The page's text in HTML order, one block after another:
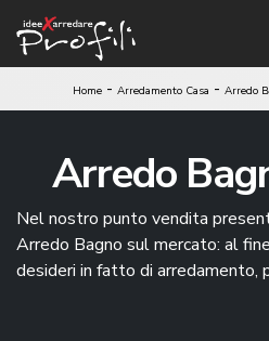
Home - Arredamento Casa - Arredo
Arredo
Nel nostro punto vendita
Arredo Bagno sul mercato: al
desideri in fatto di arredamento,